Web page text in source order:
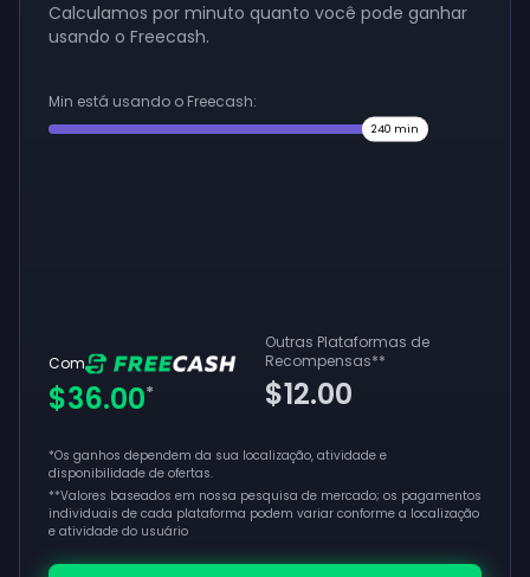
Calculamos por minuto quanto você pode ganhar
usando o Freecash.
Min está usando o Freecash:
240 min
Com
$36.00*
Outras Plataformas de
Recompensas**
$12.00
*Os ganhos dependem da sua localização, atividade e
disponibilidade de ofertas.
**Valores baseados em nossa pesquisa de mercado; os pagamentos
individuais de cada plataforma podem variar conforme a localização
e atividade do usuário